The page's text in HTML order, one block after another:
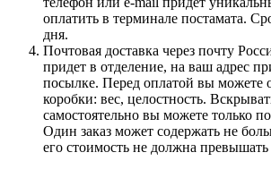
оплатить в терминале постамата.
дня.
Почтовая доставка через почту
придет в отделение, на ваш адрес
посылке. Перед оплатой вы можете
коробки: вес, целостность.
самостоятельно вы можете только
Один заказ может содержать не
его стоимость не должна превышать